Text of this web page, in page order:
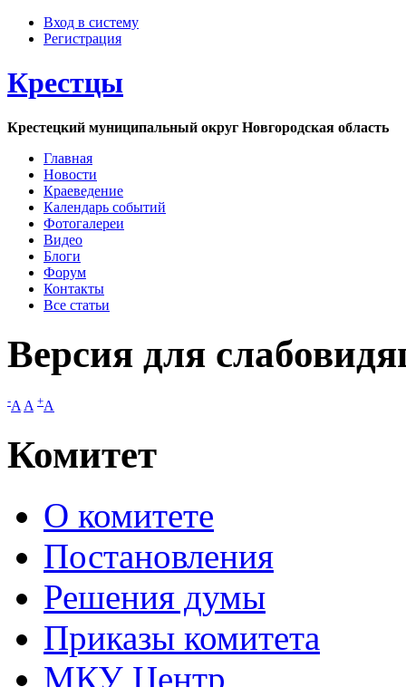
Вход в систему
Регистрация
Крестцы
Крестецкий муниципальный округ Новгородская область
Главная
Новости
Краеведение
Календарь событий
Фотогалереи
Видео
Блоги
Форум
Контакты
Все статьи
Версия для
-A A +A
Комитет
О комитете
Постановления
Решения думы
Приказы комитета
МКУ Центр